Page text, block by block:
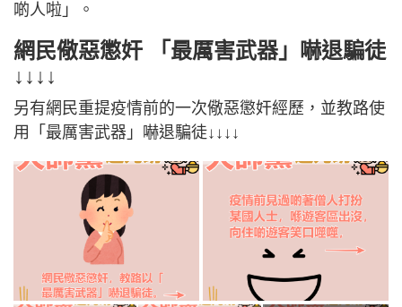
啲人啦」。
網民儆惡懲奸 「最厲害武器」嚇退騙徒
↓↓↓↓
另有網民重提疫情前的一次儆惡懲奸經歷，並教路使
用「最厲害武器」嚇退騙徒↓↓↓↓